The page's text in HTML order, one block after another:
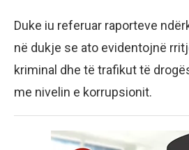
Duke iu referuar raporteve
në dukje se ato evidentojnë
kriminal dhe të trafikut të
me nivelin e korrupsionit.